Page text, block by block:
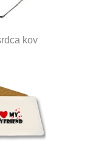
kov